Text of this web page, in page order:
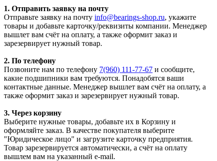
1. Отправить заявку на почту
Отправьте заявку на почту info@bearings-shop.ru, укажите
товары и добавьте карточку/реквизиты компании. Менеджер
вышлет вам счёт на оплату, а также оформит заказ и
зарезервирует нужный товар.
2. По телефону
Позвоните нам по телефону 7(960) 111-77-67 и сообщите,
какие подшипники вам требуются. Понадобятся ваши
контактные данные. Менеджер вышлет вам счёт на оплату, а
также оформит заказ и зарезервирует нужный товар.
3. Через корзину
Выберите нужные товары, добавьте их в Корзину и
оформляйте заказ. В качестве покупателя выберите
"Юридическое лицо" и загрузите карточку предприятия.
Товар зарезервируется автоматически, а счёт на оплату
вышлем вам на указанный e-mail.